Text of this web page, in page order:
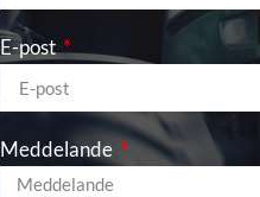
E-post
Meddelande